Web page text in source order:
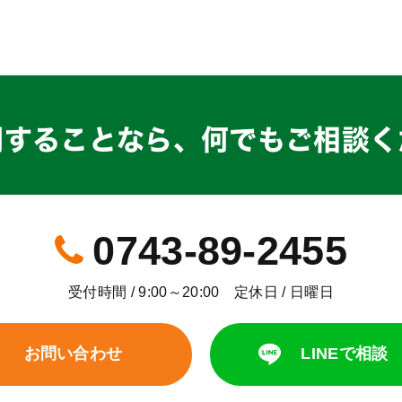
ることなら、 何でもご相談
0743-89-2455
受付時間 / 9:00～20:00 定休日 / 日曜日
お問い合わせ LINEで相談